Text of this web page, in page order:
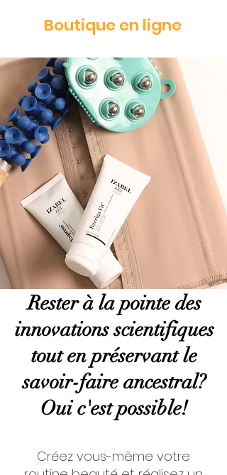
Boutique en ligne
Rester à la pointe des
innovations scientifiques
tout en préservant le
savoir-faire ancestral?
Oui c'est possible!
Créez vous-même votre